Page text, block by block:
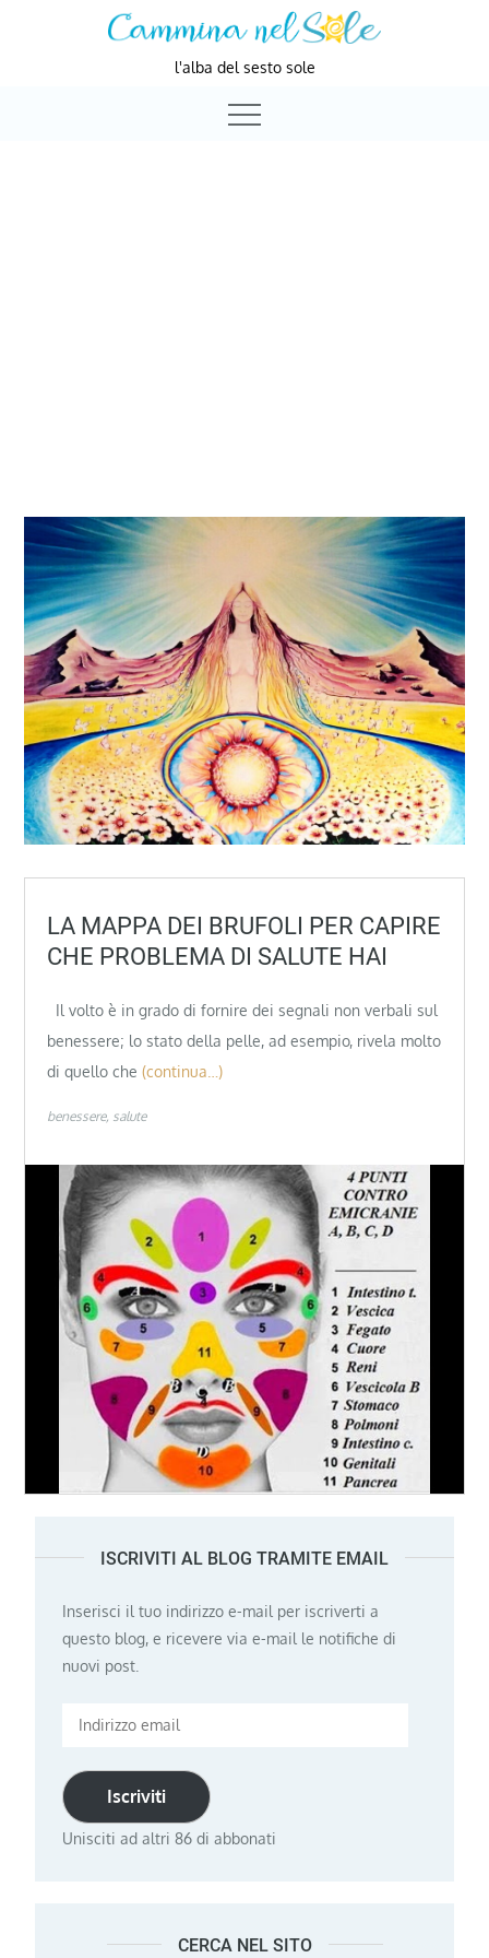
l'alba del sesto sole
LA MAPPA DEI BRUFOLI PER CAPIRE
CHE PROBLEMA DI SALUTE HAI
Il volto è in grado di fornire dei segnali non verbali sul
benessere; lo stato della pelle, ad esempio, rivela molto
di quello che (continua…)
benessere salute
ISCRIVITI AL BLOG TRAMITE EMAIL
Inserisci il tuo indirizzo e-mail per iscriverti a
questo blog, e ricevere via e-mail le notifiche di
nuovi post.
Indirizzo
Iscriviti
Unisciti ad altri 86 di abbonati
CERCA NEL SITO